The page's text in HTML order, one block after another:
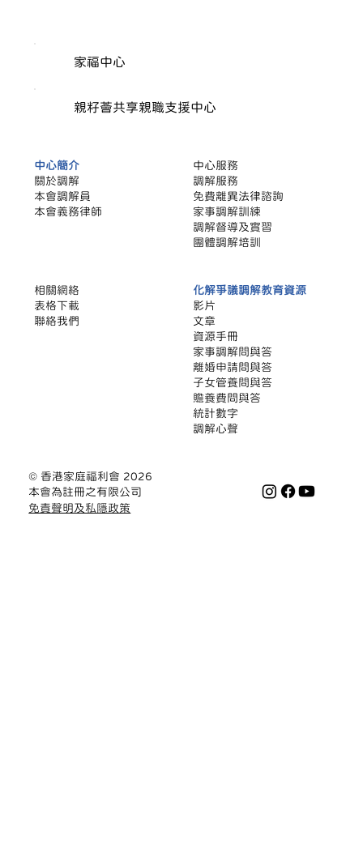
「反映令」保障與化解分歧策略（下集）
家福中心
親籽薈共享親職支援中心
中心簡介
關於調解
本會調解員
本會義務律師
中心服務
調解服務
​免費離異法律諮詢
家事調解訓練
調解督導及實習
團體調解培訓
化解爭議調解教育資源
影片
文章
​資源手冊
家事調解問與答
離婚申請問與答
子女管養問與答
贍養費問與答
統計數字
調解心聲
相關網絡
​表格下載
聯絡我們
© 香港家庭福利會 2026
本會為註冊之有限公司
免責聲明及私隱政策